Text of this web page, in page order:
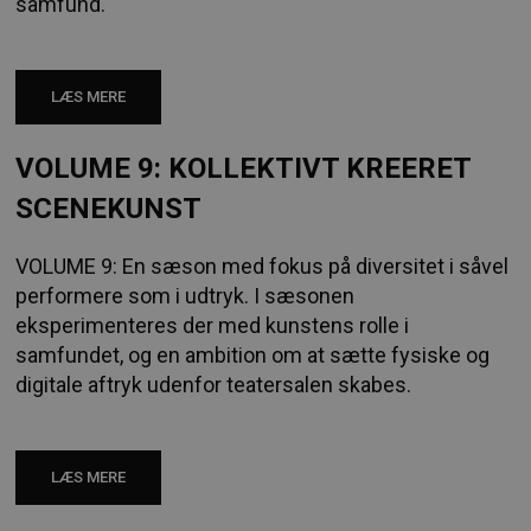
LÆS MERE
VOLUME 9: KOLLEKTIVT KREERET
SCENEKUNST
VOLUME 9: En sæson med fokus på diversitet i såvel
performere som i udtryk. I sæsonen
eksperimenteres der med kunstens rolle i
samfundet, og en ambition om at sætte fysiske og
digitale aftryk udenfor teatersalen skabes.
LÆS MERE